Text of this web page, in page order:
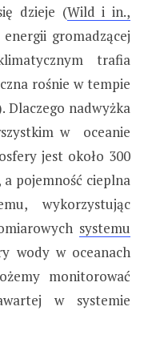
dzieje (Wild i in.,
gromadzącej
trafia
rośnie w tempie
Dlaczego nadwyżka
w oceanie
jest około 300
pojemność cieplna
wykorzystując
systemu
wody w oceanach
monitorować
w systemie